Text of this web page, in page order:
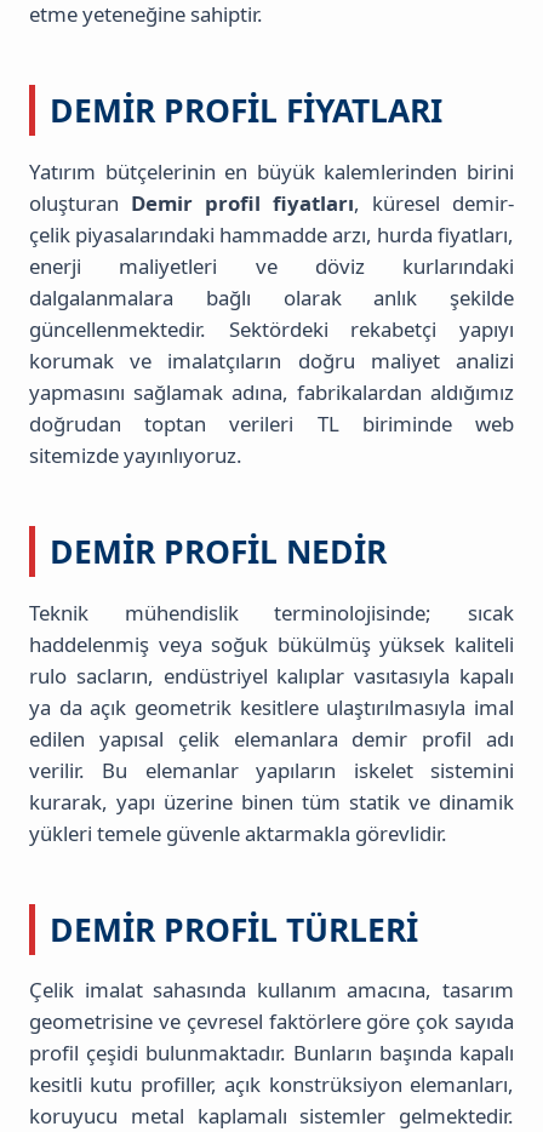
etme yeteneğine sahiptir.
DEMIR PROFIL FIYATLARI
Yatırım bütçelerinin en büyük kalemlerinden birini
oluşturan Demir profil fiyatları, küresel demir-
çelik piyasalarındaki hammadde arzı, hurda fiyatları,
enerji maliyetleri ve döviz kurlarındaki
dalgalanmalara bağlı olarak anlık şekilde
güncellenmektedir. Sektördeki rekabetçi yapıyı
korumak ve imalatçıların doğru maliyet analizi
yapmasını sağlamak adına, fabrikalardan aldığımız
doğrudan toptan verileri TL biriminde web
sitemizde yayınlıyoruz.
DEMIR PROFIL NEDIR
Teknik mühendislik terminolojisinde; sıcak
haddelenmiş veya soğuk bükülmüş yüksek kaliteli
rulo sacların, endüstriyel kalıplar vasıtasıyla kapalı
ya da açık geometrik kesitlere ulaştırılmasıyla imal
edilen yapısal çelik elemanlara demir profil adı
verilir. Bu elemanlar yapıların iskelet sistemini
kurarak, yapı üzerine binen tüm statik ve dinamik
yükleri temele güvenle aktarmakla görevlidir.
DEMIR PROFIL TÜRLERI
Çelik imalat sahasında kullanım amacına, tasarım
geometrisine ve çevresel faktörlere göre çok sayıda
profil çeşidi bulunmaktadır. Bunların başında kapalı
kesitli kutu profiller, açık konstrüksiyon elemanları,
koruyucu metal kaplamalı sistemler gelmektedir.